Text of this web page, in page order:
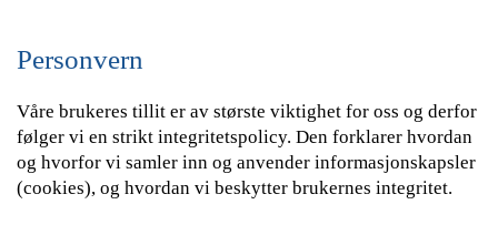
Personvern
Våre brukeres tillit er av største viktighet for oss og derfor
følger vi en strikt integritetspolicy. Den forklarer hvordan
og hvorfor vi samler inn og anvender informasjonskapsler
(cookies), og hvordan vi beskytter brukernes integritet.